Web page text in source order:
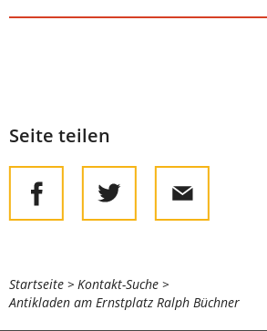
Seite teilen
Sie
befinden
Startseite
Kontakt-Suche
Antikladen am Ernstplatz Ralph Büchner